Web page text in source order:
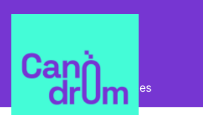
Pla Estratègic Propostes